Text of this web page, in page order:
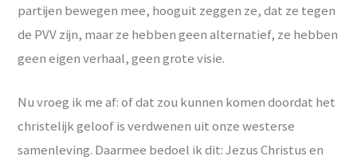
partijen bewegen mee, hooguit zeggen ze, dat ze tegen
de PVV zijn, maar ze hebben geen alternatief, ze hebben
geen eigen verhaal, geen grote visie.
Nu vroeg ik me af: of dat zou kunnen komen doordat het
christelijk geloof is verdwenen uit onze westerse
samenleving. Daarmee bedoel ik dit: Jezus Christus en